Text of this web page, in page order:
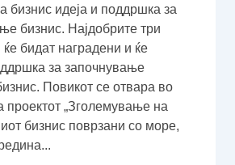
бизнис идеја и поддршка за
бизнис. Најдобрите три
бидат наградени и ќе
за започнување
Повикот се отвара во
проектот „Зголемување на
бизнис поврзани со море,